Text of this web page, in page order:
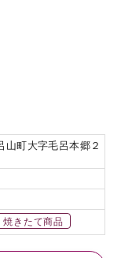
町大字毛呂本郷２
焼きたて商品